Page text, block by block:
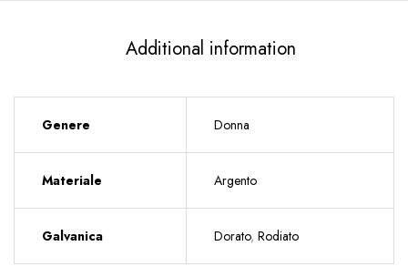
Additional information
Genere Donna
Materiale Argento
Galvanica Dorato, Rodiato